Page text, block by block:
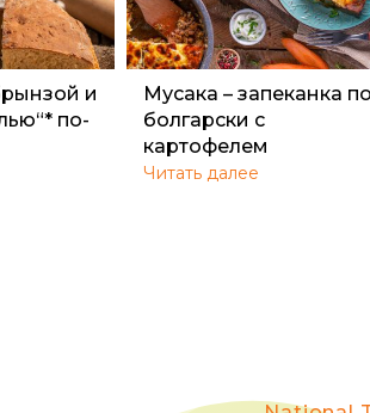
и
по-
Мусака – запеканка
болгарски с
картофелем
Читать далее